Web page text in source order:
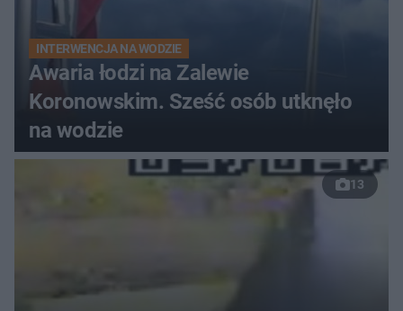
INTERWENCJA NA WODZIE
Awaria łodzi na Zalewie
Koronowskim. Sześć osób utknęło
na wodzie
13